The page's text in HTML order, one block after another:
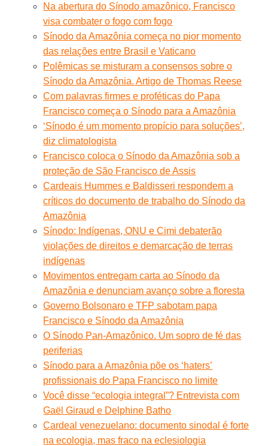
Na abertura do Sínodo amazônico, Francisco
visa combater o fogo com fogo
Sínodo da Amazônia começa no pior momento
das relações entre Brasil e Vaticano
Polêmicas se misturam a consensos sobre o
Sínodo da Amazônia. Artigo de Thomas Reese
Com palavras firmes e proféticas do Papa
Francisco começa o Sínodo para a Amazônia
‘Sínodo é um momento propício para soluções’,
diz climatologista
Francisco coloca o Sínodo da Amazônia sob a
proteção de São Francisco de Assis
Cardeais Hummes e Baldisseri respondem a
críticos do documento de trabalho do Sínodo da
Amazônia
Sínodo: Indígenas, ONU e Cimi debaterão
violações de direitos e demarcação de terras
indígenas
Movimentos entregam carta ao Sínodo da
Amazônia e denunciam avanço sobre a floresta
Governo Bolsonaro e TFP sabotam papa
Francisco e Sínodo da Amazônia
O Sínodo Pan-Amazônico. Um sopro de fé das
periferias
Sínodo para a Amazônia põe os ‘haters’
profissionais do Papa Francisco no limite
Você disse “ecologia integral”? Entrevista com
Gaël Giraud e Delphine Batho
Cardeal venezuelano: documento sinodal é forte
na ecologia, mas fraco na eclesiologia